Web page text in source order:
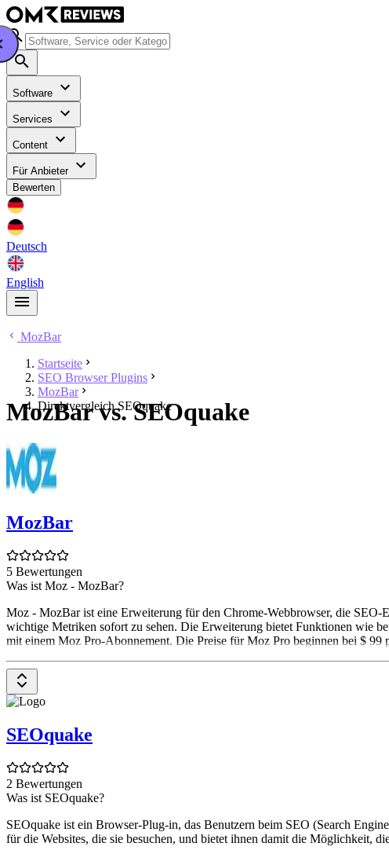
Software
Services
Content
Für Anbieter
Bewerten
Deutsch
English
MozBar
Startseite
SEO Browser Plugins
MozBar
Direktvergleich SEOquake
MozBar vs. SEOquake
MozBar
5 Bewertungen
Was ist Moz - MozBar?
Moz - MozBar ist eine Erweiterung für den Chrome-Webbrowser, die
wichtige Metriken sofort zu sehen. Die Erweiterung bietet Funktionen wie
mit einem Moz Pro-Abonnement. Die Preise für Moz Pro beginnen bei $ 99
SEOquake
2 Bewertungen
Was ist SEOquake?
SEOquake ist ein Browser-Plug-in, das Benutzern beim SEO (Search
für die Websites, die sie besuchen, und bietet ihnen damit die Möglichkeit,